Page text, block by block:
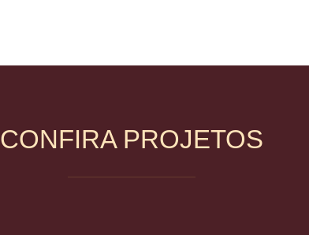
CONFIRA PROJETOS